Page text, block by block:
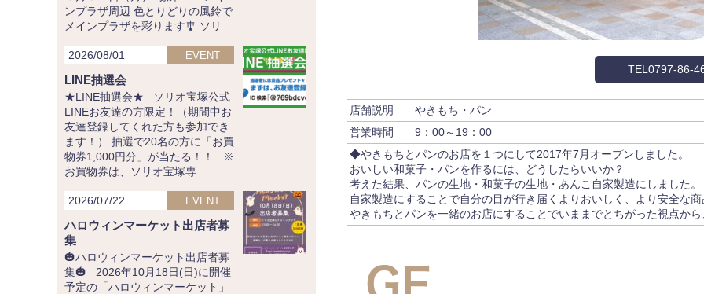
TEL0797-86-
店舗説明
やきもち・パン
営業時間
9：00～19：00
◆やきもちとパンのお店を１つにして2017年7月オープンしました。
おいしい和菓子・パンを作るには、どうしたらいいか？
考えた結果、パンの生地・和菓子の生地・あんこ自家製造にしました。
自家製造にすることで自分の目が行き届くよりおいしく、より安全な
やきもちとパンを一緒のお店にすることでいままでとちがった視点か
ンプラザ周辺 色とりどりの風鈴で
メインプラザを彩ります🎐 ソリ
2026/08/01 EVENT
LINE抽選会
★LINE抽選会★ ソリオ宝塚公式
LINEお友達の方限定！（期間中お
友達登録してくれた方も参加でき
ます！） 抽選で20名の方に「お買
物券1,000円分」が当たる！！ ※
お買物券は、ソリオ宝塚専
2026/07/22 EVENT
ハロウィンマーケット出店者募
集
🎃ハロウィンマーケット出店者募
集🎃 2026年10月18日(日)に開催
予定の「ハロウィンマーケット」